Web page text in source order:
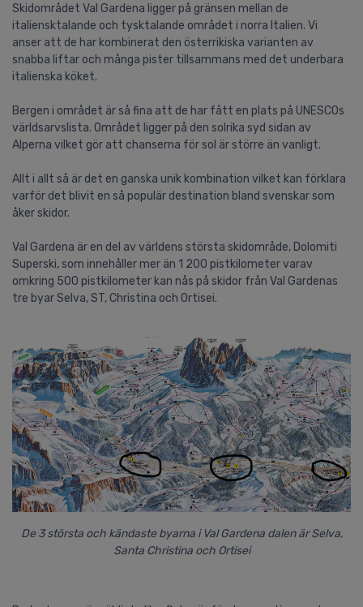
Skidområdet Val Gardena ligger på gränsen mellan de
italiensktalande och tysktalande området i norra Italien. Vi
anser att de har kombinerat den österrikiska varianten av
snabba liftar och många pister tillsammans med det underbara
italienska köket.
Bergen i området är så fina att de har fått en plats på UNESCOs
världsarvslista. Området ligger på den solrika syd sidan av
Alperna vilket gör att chanserna för sol är större än vanligt.
Allt i allt så är det en ganska unik kombination vilket kan förklara
varför det blivit en så populär destination bland svenskar som
åker skidor.
Val Gardena är en del av världens största skidområde, Dolomiti
Superski, som innehåller mer än 1 200 pistkilometer varav
omkring 500 pistkilometer kan nås på skidor från Val Gardenas
tre byar Selva, ST, Christina och Ortisei.
De 3 största och kändaste byarna i Val Gardena dalen är Selva,
Santa Christina och Ortisei